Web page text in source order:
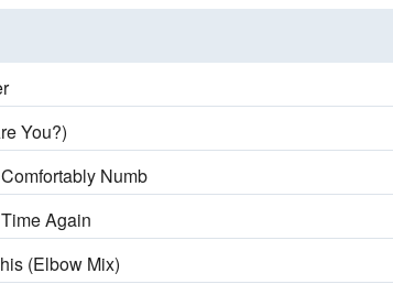
You?)
Comfortably Numb
Again
(Elbow Mix)